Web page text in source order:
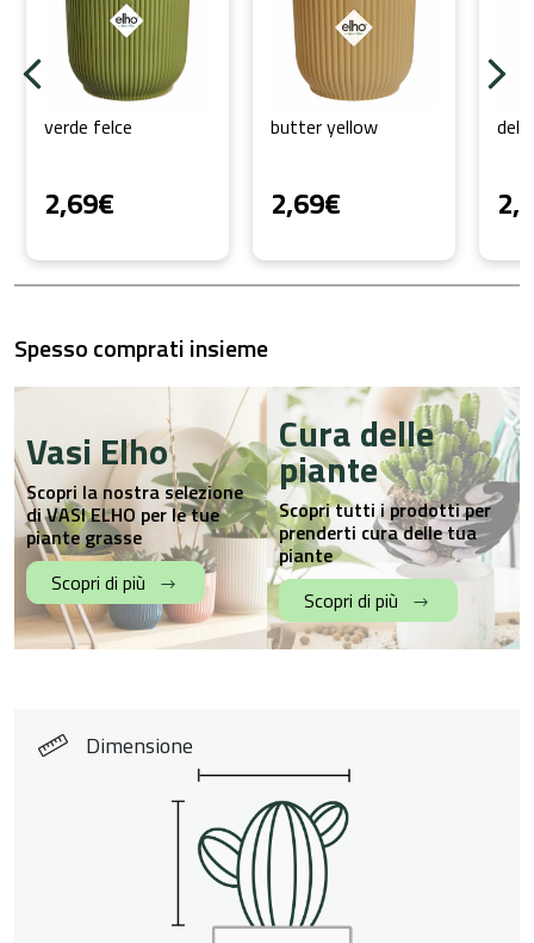
verde felce
2,69€
butter yellow
2,69€
Dimensione
Spesso comprati insieme
Vasi Elho
Scopri la nostra selezione
di VASI ELHO per le tue
piante grasse
Scopri di più
Cura delle
piante
Scopri tutti i prodotti per
prenderti cura delle tua
piante
Scopri di più